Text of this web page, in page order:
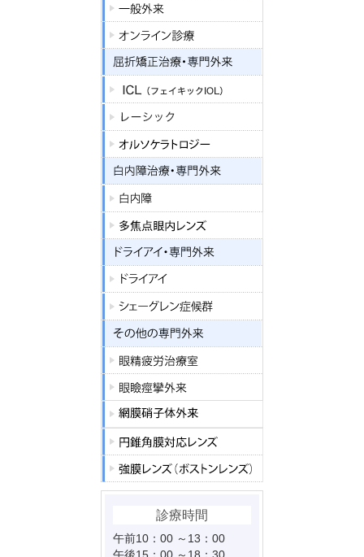
診療時間
午前10：00 ～13：00